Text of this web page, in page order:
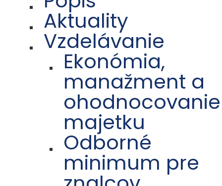
Aktuality
Vzdelávanie
Ekonómia,
manažment a
ohodnocovanie
majetku
Odborné
minimum pre